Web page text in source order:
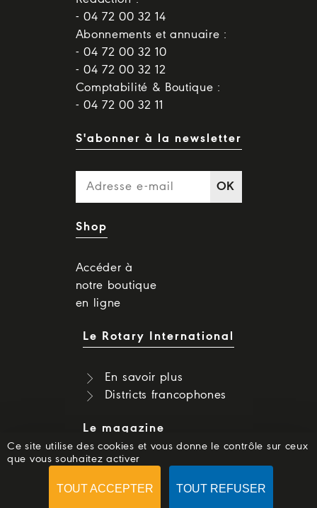
- 04 72 00 32 14
Abonnements et annuaire :
- 04 72 00 32 10
- 04 72 00 32 12
Comptabilité & Boutique :
- 04 72 00 32 11
S'abonner à la newsletter
OK
Shop
Accéder à
notre boutique
en ligne
Le Rotary International
En savoir plus
Districts francophones
Le magazine
Dernier numéro
Numéros précédents
Ce site utilise des cookies et vous donne le contrôle sur ceux
que vous souhaitez activer
TOUT ACCEPTER TOUT REFUSER